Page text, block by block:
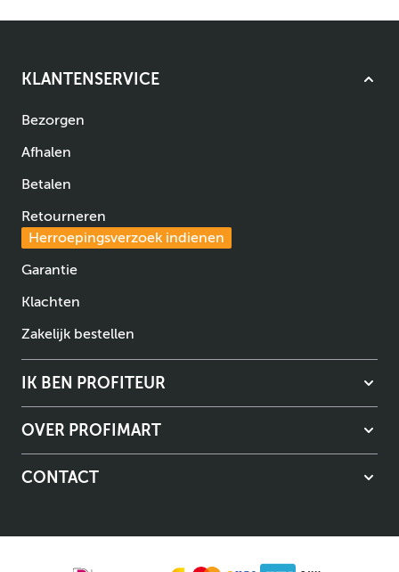
KLANTENSERVICE
Bezorgen
Afhalen
Betalen
Retourneren
Herroepingsverzoek indienen
Garantie
Klachten
Zakelijk bestellen
IK BEN PROFITEUR
OVER PROFIMART
CONTACT